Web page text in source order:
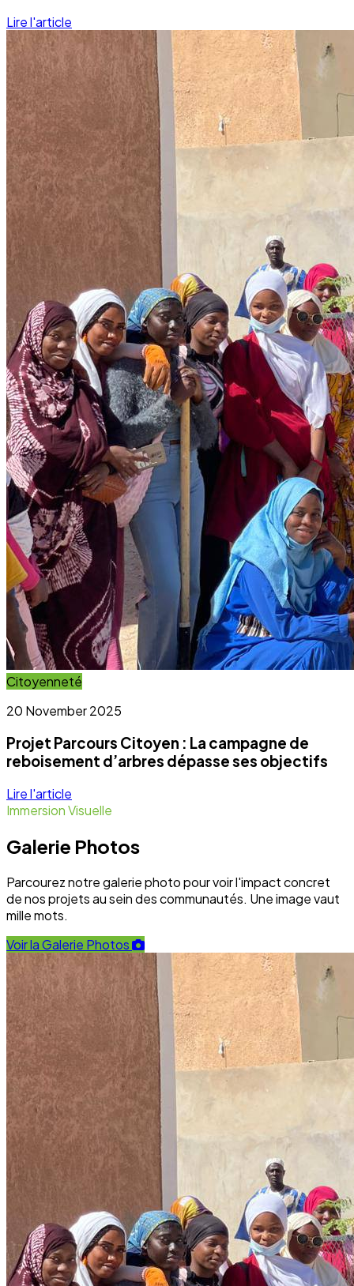
Citoyenneté
20 November 2025
Projet Parcours Citoyen : La campagne de
reboisement d’arbres dépasse ses objectifs
Lire l'article
Immersion Visuelle
Galerie Photos
Parcourez notre galerie photo pour voir l'impact concret
de nos projets au sein des communautés. Une image vaut
mille mots.
Voir la Galerie Photos